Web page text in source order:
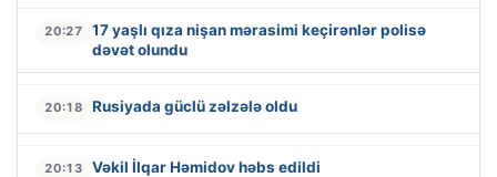
20:27
17 yaşlı qıza nişan mərasimi keçirənlər polisə
dəvət olundu
20:18 Rusiyada güclü zəlzələ oldu
20:13 Vəkil İlqar Həmidov həbs edildi